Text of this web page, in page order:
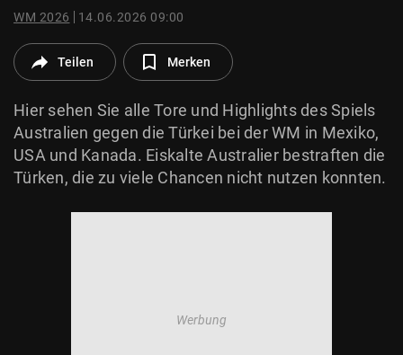
© Krone Multimedia GmbH & Co KG 2026
WM 2026 14.06.2026 09:00
Teilen Merken
Hier sehen Sie alle Tore und Highlights des Spiels
Australien gegen die Türkei bei der WM in Mexiko,
USA und Kanada. Eiskalte Australier bestraften die
Türken, die zu viele Chancen nicht nutzen konnten.